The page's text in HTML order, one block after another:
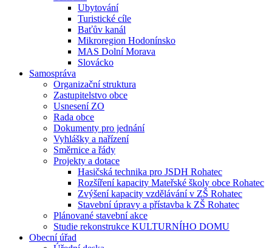
Ubytování
Turistické cíle
Baťův kanál
Mikroregion Hodonínsko
MAS Dolní Morava
Slovácko
Samospráva
Organizační struktura
Zastupitelstvo obce
Usnesení ZO
Rada obce
Dokumenty pro jednání
Vyhlášky a nařízení
Směrnice a řády
Projekty a dotace
Hasičská technika pro JSDH Rohatec
Rozšíření kapacity Mateřské školy obce Rohatec
Zvýšení kapacity vzdělávání v ZŠ Rohatec
Stavební úpravy a přístavba k ZŠ Rohatec
Plánované stavební akce
Studie rekonstrukce KULTURNÍHO DOMU
Obecní úřad